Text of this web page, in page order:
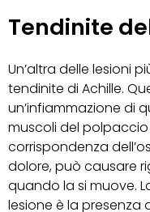
Tendinite
Un’altra delle lesioni
tendinite di Achille.
un’infiammazione di
muscoli del
corrispondenza
dolore, può causare
quando la si muove.
lesione è la